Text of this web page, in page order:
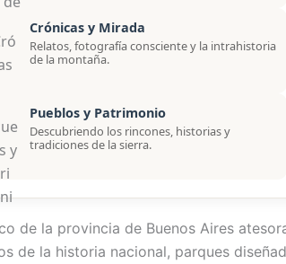
Crónicas y Mirada
Relatos, fotografía consciente y la intrahistoria
de la montaña.
Pueblos y Patrimonio
Descubriendo los rincones, historias y
tradiciones de la sierra.
de la provincia de Buenos Aires
de la historia nacional, parques